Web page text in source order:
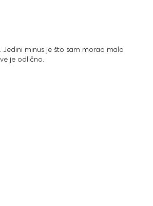
minus je što sam morao malo
je odlično.